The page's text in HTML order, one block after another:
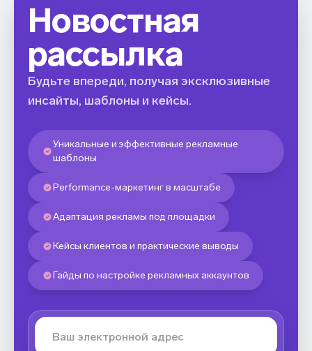
Новостная
рассылка
Будьте впереди, получая эксклюзивные
инсайты, шаблоны и кейсы.
Уникальные и эффективные рекламные
шаблоны
Performance-маркетинг в масштабе
Адаптация рекламы под площадки
Кейсы клиентов и практические выводы
Гайды по настройке рекламных аккаунтов